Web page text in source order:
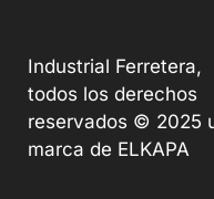
Industrial Ferretera,
todos los derechos
reservados © 2025
marca de ELKAPA